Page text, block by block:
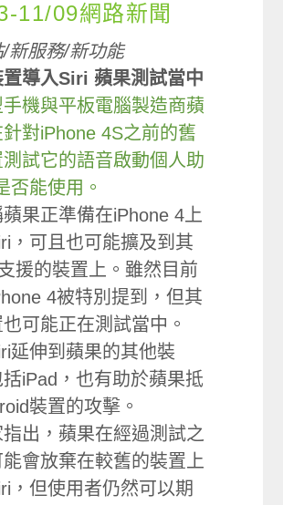
11/09網路新聞
/新服務/新功能
置導入Siri 蘋果測試當中
機與平板電腦製造商蘋
對iPhone 4S之前的舊
試它的語音啟動個人助
否能使用。
果正準備在iPhone 4上
，可且也可能擴及到其
援的裝置上。雖然目前
4被特別提到，但其
可能正在測試當中。
延伸到蘋果的其他裝
iPad，也有助於蘋果抵
裝置的攻擊。
出，蘋果在經過測試之
會放棄在較舊的裝置上
，但使用者仍然可以期